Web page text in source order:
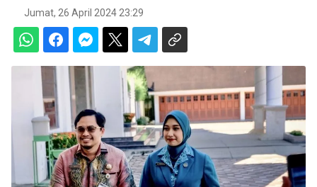
Jumat, 26 April 2024 23:29